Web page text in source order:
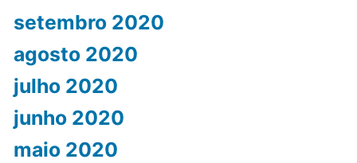
setembro 2020
agosto 2020
julho 2020
junho 2020
maio 2020